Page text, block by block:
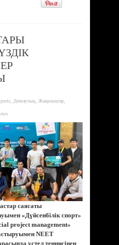
Денсаулық Жаңалықтар
саясаты
«Дүйсенбілік спорт»
project management»
NEET
үстел теннисінен